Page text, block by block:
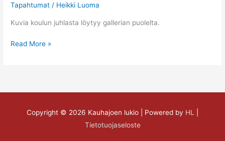
Tapahtumat / Heikki Luoma
Kuvia koulun juhlasta löytyy gallerian puolelta.
Suomi
Read More »
Copyright © 2026 Kauhajoen lukio | Powered by HL
Tietotuojaseloste